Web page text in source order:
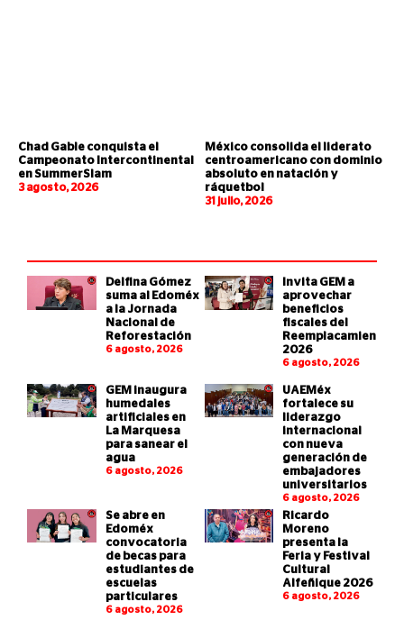
Chad Gable conquista el
Campeonato Intercontinental
en SummerSlam
3 agosto, 2026
México consolida el liderato
centroamericano con dominio
absoluto en natación y
ráquetbol
31 julio, 2026
Delfina Gómez
suma al Edoméx
a la Jornada
Nacional de
Reforestación
6 agosto, 2026
Invita GEM a
aprovechar
beneficios
fiscales del
Reemplacamiento
2026
6 agosto, 2026
GEM inaugura
humedales
artificiales en
La Marquesa
para sanear el
agua
6 agosto, 2026
UAEMéx
fortalece su
liderazgo
internacional
con nueva
generación de
embajadores
universitarios
6 agosto, 2026
Se abre en
Edoméx
convocatoria
de becas para
estudiantes de
escuelas
particulares
6 agosto, 2026
Ricardo
Moreno
presenta la
Feria y Festival
Cultural
Alfeñique 2026
6 agosto, 2026